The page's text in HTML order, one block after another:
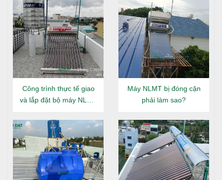
Công trình thực tế giao
và lắp đặt bộ máy NLMT
Đông Hưng Thuận
Máy NLMT bị đóng cặn
phải làm sao?